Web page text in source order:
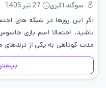
سوگند اکبری
27 تیر 1405
اگر این روزها در شبکه های
باشید، احتمالا اسم بازی
مدت کوتاهی به یکی از
ساده، هیجان بالا…